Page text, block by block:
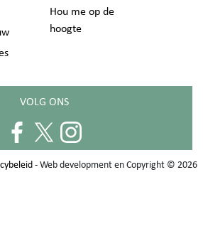
Hou me op de
hoogte
VOLG ONS
- Web development en Copyright © 2026